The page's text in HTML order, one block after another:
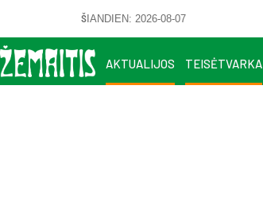
ŠIANDIEN: 2026-08-07
AKTUALIJOS TEISĖTVARKA